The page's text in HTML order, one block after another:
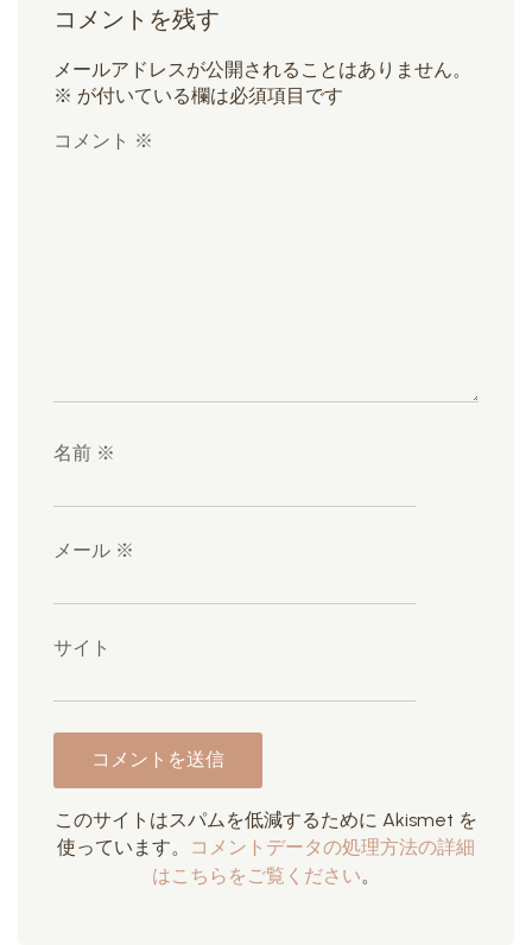
コメントを残す
メールアドレスが公開されることはありません。
※ が付いている欄は必須項目です
コメント ※
名前 ※
メール ※
サイト
このサイトはスパムを低減するために Akismet を
使っています。
コメントデータの処理方法の詳細
はこちらをご覧ください。